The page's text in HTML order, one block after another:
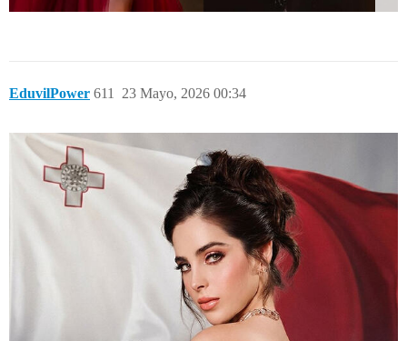
EduvilPower 23 Mayo, 2026 00:34
611